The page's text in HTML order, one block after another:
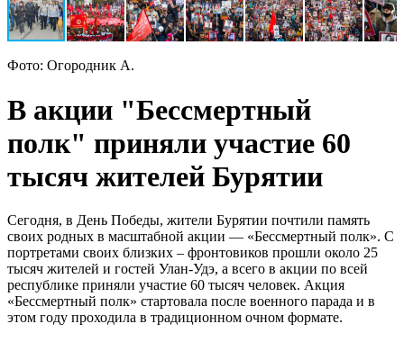
Фото: Огородник А.
В акции "Бессмертный
полк" приняли участие 60
тысяч жителей Бурятии
Сегодня, в День Победы, жители Бурятии почтили память
своих родных в масштабной акции — «Бессмертный полк». С
портретами своих близких – фронтовиков прошли около 25
тысяч жителей и гостей Улан-Удэ, а всего в акции по всей
республике приняли участие 60 тысяч человек. Акция
«Бессмертный полк» стартовала после военного парада и в
этом году проходила в традиционном очном формате.